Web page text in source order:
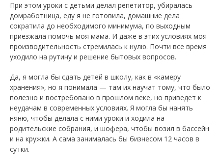
При этом уроки с детьми делал репетитор, убиралась
домработница, еду я не готовила, домашние дела
сократила до необходимого минимума, по выходным
приезжала помочь моя мама. И даже в этих условиях моя
производительность стремилась к нулю. Почти все время
уходило на рутину и решение бытовых вопросов.
Да, я могла бы сдать детей в школу, как в «камеру
хранения», но я понимала — там их научат тому, что было
полезно и востребовано в прошлом веке, но приведет к
неудачам в современных условиях. Я могла бы нанять
няню, чтобы делала с ними уроки и ходила на
родительские собрания, и шофера, чтобы возил в бассейн
и на кружки. А сама занималась бы бизнесом 12 часов в
сутки.